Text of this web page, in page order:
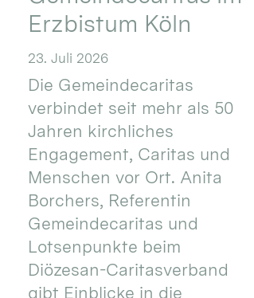
Erzbistum Köln
23. Juli 2026
Die Gemeindecaritas
verbindet seit mehr als 50
Jahren kirchliches
Engagement, Caritas und
Menschen vor Ort. Anita
Borchers, Referentin
Gemeindecaritas und
Lotsenpunkte beim
Diözesan-Caritasverband
gibt Einblicke in die